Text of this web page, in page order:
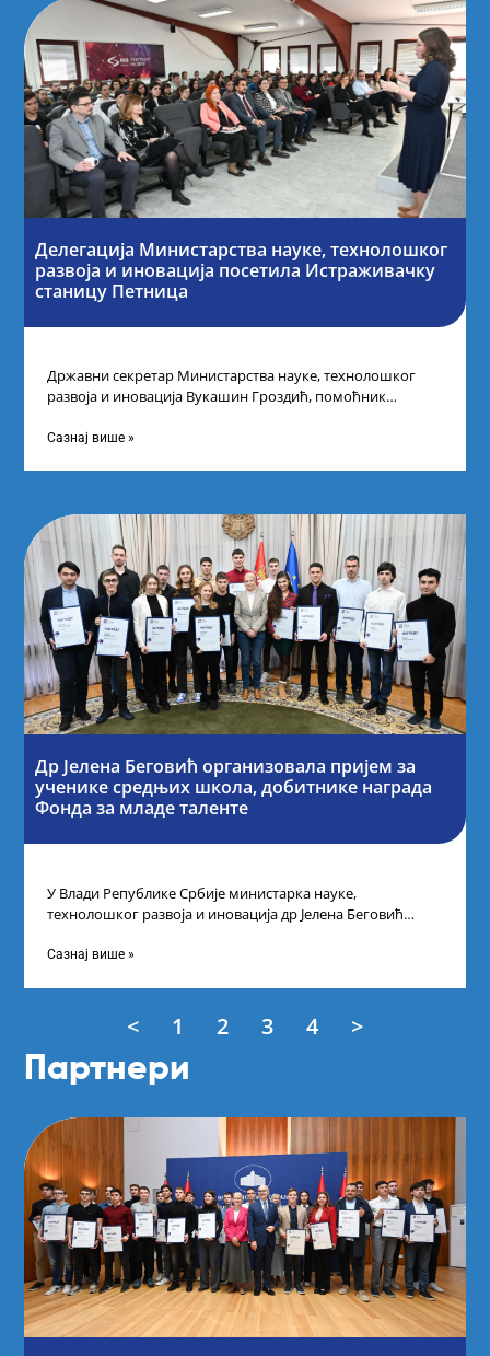
Делегација Министарства науке, технолошког
развоја и иновација посетила Истраживачку
станицу Петница
Државни секретар Министарства науке, технолошког
развоја и иновација Вукашин Гроздић, помоћник
промоцију
Сазнај више »
Др Јелена Беговић организовала пријем за
ученике средњих школа, добитнике награда
Фонда за младе таленте
У Влади Републике Србије министарка науке,
технолошког развоја и иновација др Јелена Беговић
Сазнај више »
< 1 2 3 4 >
Партнери